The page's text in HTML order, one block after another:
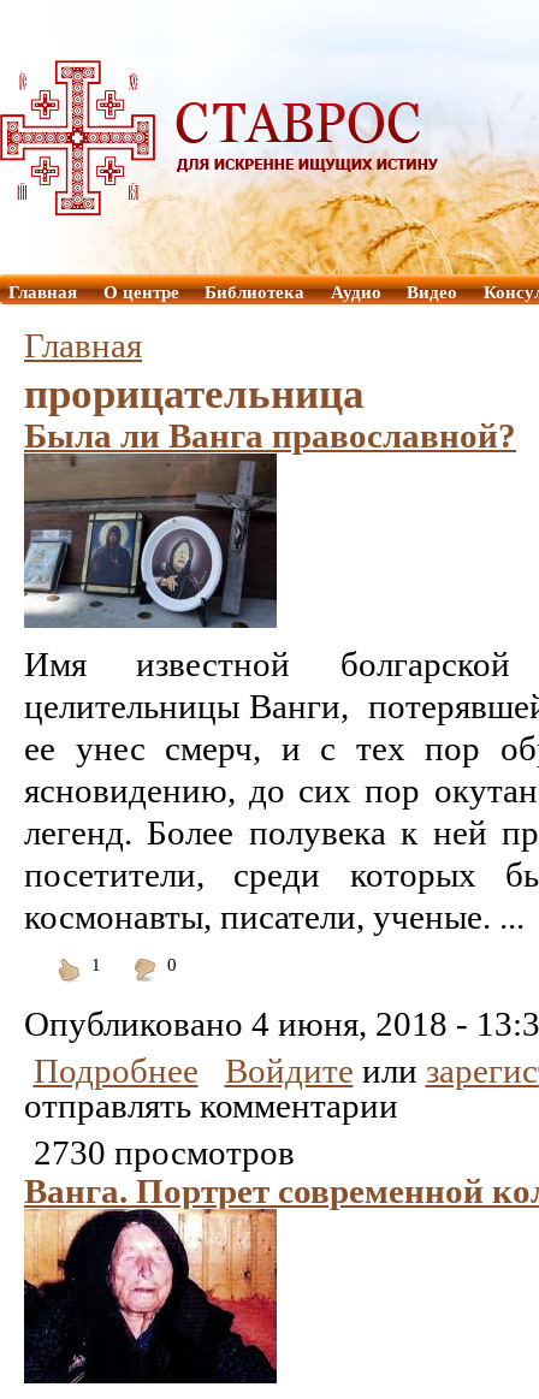
Главная О центре Библиотека Аудио Видео
Главная
прорицательница
Была ли Ванга православной?
Имя известной
целительницы Ванги,
ее унес смерч, и с тех пор
ясновидению, до сих пор
легенд. Более полувека к ней
посетители, среди которых
космонавты, писатели, ученые. ...
1
0
Опубликовано 4 июня, 2018 -
Подробнее
Войдите или
отправлять комментарии
2730 просмотров
Ванга. Портрет современной